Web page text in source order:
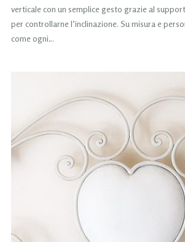
verticale con un semplice gesto grazie al
per controllarne l’inclinazione. Su misura e
come ogni…